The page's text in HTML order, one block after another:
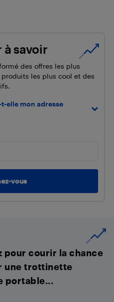
à savoir
des offres les plus
les plus cool et des
elle mon adresse
pour courir la chance
une trottinette
portable...